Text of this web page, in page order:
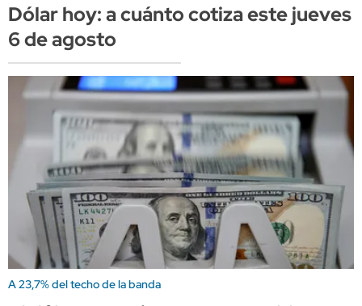
Dólar hoy: a cuánto cotiza este jueves
6 de agosto
A 23,7% del techo de la banda